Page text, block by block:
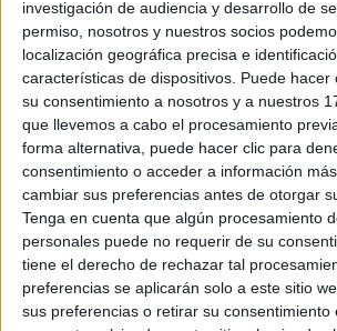
investigación de audiencia y desarrollo de
permiso, nosotros y nuestros socios
localización geográfica precisa e
características de dispositivos. Puede hacer
su consentimiento a nosotros y a nuestros
que llevemos a cabo el procesamiento
forma alternativa, puede hacer clic para
consentimiento o acceder a información
cambiar sus preferencias antes de otorgar
Tenga en cuenta que algún procesamiento
personales puede no requerir de su
tiene el derecho de rechazar tal
preferencias se aplicarán solo a este sitio
sus preferencias o retirar su consentimiento
Por otra parte he pensado hacerMagisterio
Primaria y después Psicopedagogía!!
Pero aún estoy un poco indecisa... claro que
la nota de selectividad y de la mediana de
Contacten conmigo si teneis las mismas
Gracias!!!!
Jennifer!! ;)
Blog de